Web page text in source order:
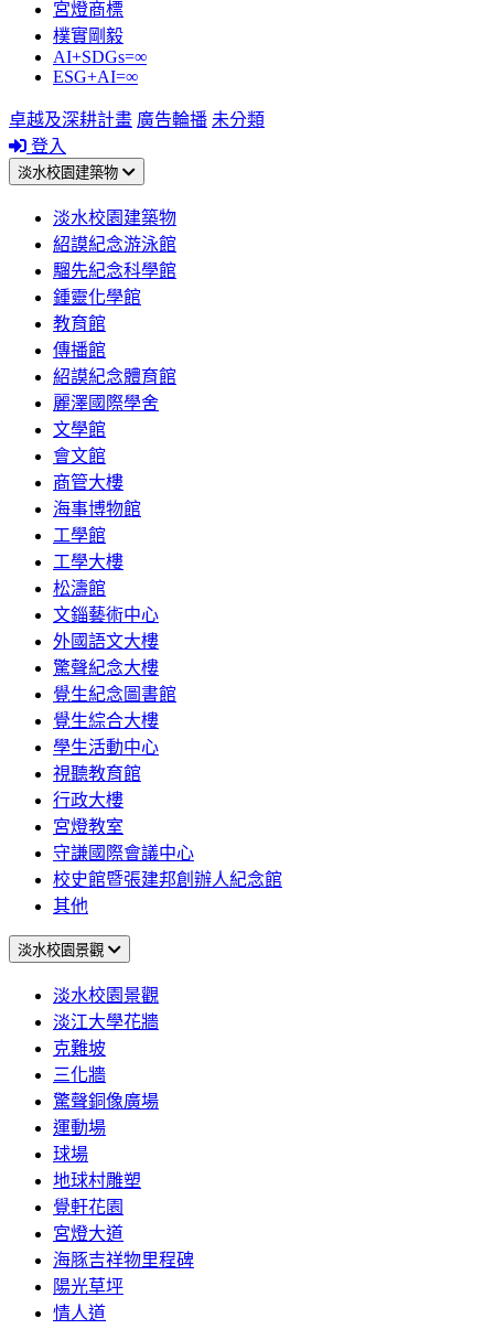
宮燈商標
樸實剛毅
AI+SDGs=∞
ESG+AI=∞
卓越及深耕計畫 廣告輪播 未分類
登入
淡水校園建築物
淡水校園建築物
紹謨紀念游泳館
騮先紀念科學館
鍾靈化學館
教育館
傳播館
紹謨紀念體育館
麗澤國際學舍
文學館
會文館
商管大樓
海事博物館
工學館
工學大樓
松濤館
文錙藝術中心
外國語文大樓
驚聲紀念大樓
覺生紀念圖書館
覺生綜合大樓
學生活動中心
視聽教育館
行政大樓
宮燈教室
守謙國際會議中心
校史館暨張建邦創辦人紀念館
其他
淡水校園景觀
淡水校園景觀
淡江大學花牆
克難坡
三化牆
驚聲銅像廣場
運動場
球場
地球村雕塑
覺軒花園
宮燈大道
海豚吉祥物里程碑
陽光草坪
情人道